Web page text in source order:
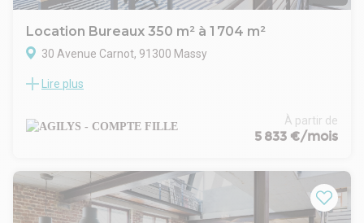
Location Bureaux 350 m² à 1 704 m²
30 Avenue Carnot, 91300 Massy
LE SERIENCE
la location dans un immeuble de bureaux, un plateau entier
et indépendant en R+4 d'une surface d'environ 1704 m²
Loyer Bureaux : 200 € HT/HC
Loyer Archives : 90 € HT/HC
Loyer annuel Parkings : 1200 € HT HC / place
Lire plus
À partir de
5 833 €/mois